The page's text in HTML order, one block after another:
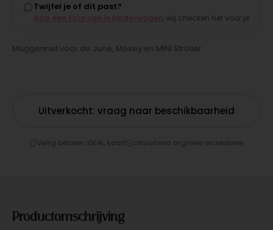
Twijfel je of dit past?
, wij checken het voor je
Muggennet voor de June, Mosey en MINI Stroller
Uitverkocht: vraag naar beschikbaarheid
Veilig betalen: iDEAL, kaart Uitsluitend originele onderdelen
Productomschrijving